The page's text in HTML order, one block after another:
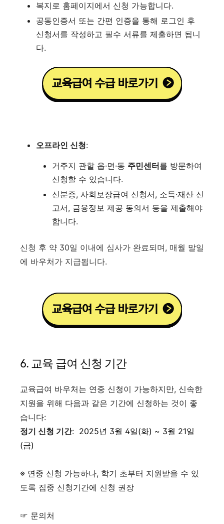
복지로 홈페이지에서 신청 가능합니다.​
공동인증서 또는 간편 인증을 통해 로그인 후
신청서를 작성하고 필수 서류를 제출하면 됩니
다.​
오프라인 신청:
거주지 관할 읍·면·동 주민센터를 방문하여
신청할 수 있습니다.
신분증, 사회보장급여 신청서, 소득·재산 신
고서, 금융정보 제공 동의서 등을 제출해야
합니다.
신청 후 약 30일 이내에 심사가 완료되며, 매월 말일
에 바우처가 지급됩니다.
6. 교육 급여 신청 기간
교육급여 바우처는 연중 신청이 가능하지만, 신속한
지원을 위해 다음과 같은 기간에 신청하는 것이 좋
습니다:
정기 신청 기간: 2025년 3월 4일(화) ~ 3월 21일
(금)
※ 연중 신청 가능하나, 학기 초부터 지원받을 수 있
도록 집중 신청기간에 신청 권장
☞ 문의처